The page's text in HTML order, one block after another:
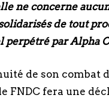
ne concerne
de tout
perpétré par Alpha
de son combat
FNDC fera une